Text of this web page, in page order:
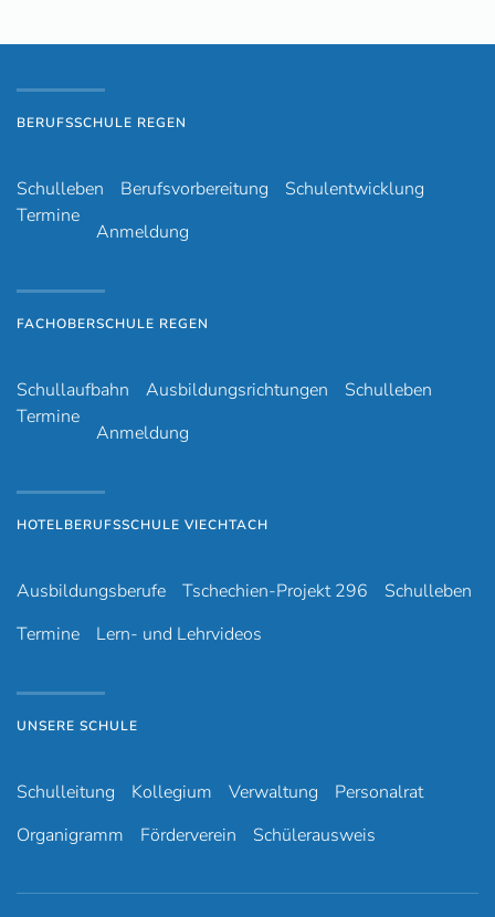
BERUFSSCHULE REGEN
Schulleben Berufsvorbereitung
Schulentwicklung
Termine
Anmeldung
FACHOBERSCHULE REGEN
Schullaufbahn Ausbildungsrichtungen
Schulleben
Termine
Anmeldung
HOTELBERUFSSCHULE VIECHTACH
Ausbildungsberufe Tschechien-Projekt 296
Schulleben
Termine
Lern- und Lehrvideos
UNSERE SCHULE
Schulleitung Kollegium Verwaltung
Personalrat
Organigramm
Förderverein Schülerausweis